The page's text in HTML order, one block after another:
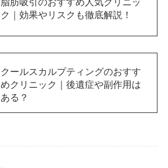
ク｜効果やリスクも徹底解説！
クールスカルプティングのおすす
めクリニック｜後遺症や副作用は
ある？